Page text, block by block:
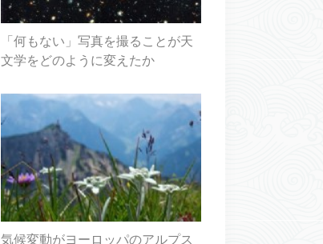
「何もない」写真を撮ることが天
文学をどのように変えたか
気候変動がヨーロッパのアルプス